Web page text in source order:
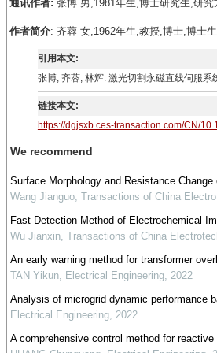
通讯作者: 张博 男,1981年生,博士研究生,研
作者简介: 齐蓉 女,1962年生,教授,博士,博士
引用本文:
张博, 齐蓉, 林辉. 激光切割永磁直线伺服
链接本文:
https://dgjsxb.ces-transaction.com/CN/
We recommend
Surface Morphology and Resistance
Wang Jianguo, Transactions of China
Fast Detection Method of Electrochemical
Wu Jianxin, Transactions of China
An early warning method for transformer
TAN Yikun, Electrical Engineering, 2022
Analysis of microgrid dynamic performance
Electrical Engineering, 2022
A comprehensive control method for